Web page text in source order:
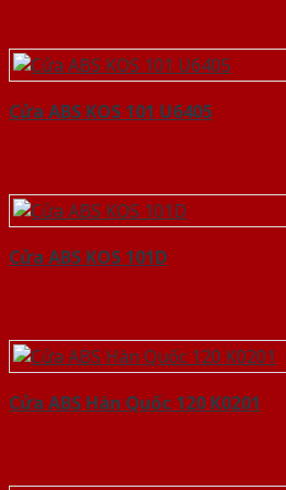
Cửa ABS KOS 101 U6405
Cửa ABS KOS 101D
Cửa ABS Hàn Quốc 120 K0201